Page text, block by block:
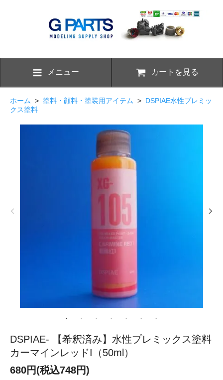
メニュー カートを見る
ホーム > 塗料・顔料・塗装用アイテム > DSPIAE水性プレミッ
クス塗料
DSPIAE- 【希釈済み】水性プレミックス塗料
カーマインレッドI（50ml）
680円(税込748円)